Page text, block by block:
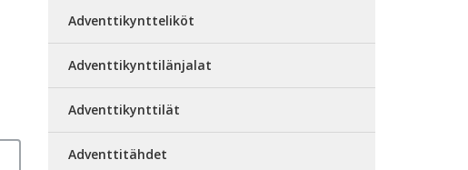
Adventtikyntteliköt
Adventtikynttilänjalat
Adventtikynttilät
Adventtitähdet